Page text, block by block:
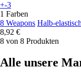
+-3
1 Farben
8 Weapons Halb-
8,92 €
8 von 8 Produkten
Alle unsere